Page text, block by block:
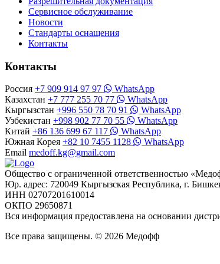
Сервисное обслуживание
Новости
Стандарты оснащения
Контакты
Контакты
Россия +7 909 914 97 97
WhatsApp
Казахстан +7 777 255 70 77
WhatsApp
Кыргызстан +996 550 78 70 91
WhatsApp
Узбекистан +998 902 77 70 55
WhatsApp
Китай +86 136 699 67 117
WhatsApp
Южная Корея +82 10 7455 1128
WhatsApp
Email medoff.kg@gmail.com
Общество с ограниченной ответственностью
Юр. адрес: 720049 Кыргызская Республика, г.
ИНН 02707201610014
ОКПО 29650871
Вся информация предоставлена на основании
Все права защищены. © 2026 Медофф